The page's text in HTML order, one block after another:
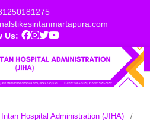
Us:
Hospital Administration (JIHA)
/